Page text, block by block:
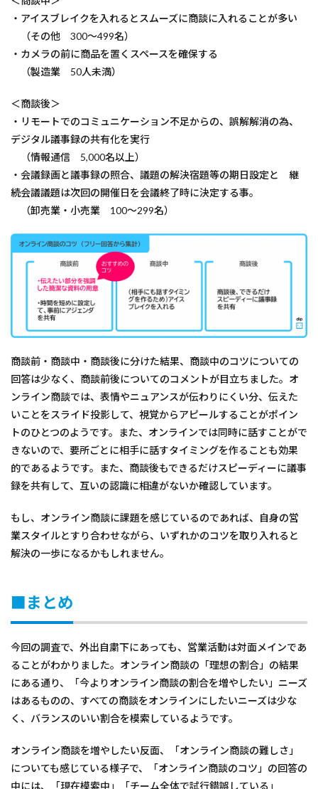
・アイスブレイクを入れるとスムーズに商談に入れることが多い
（その他 300～499名）
・カメラの前に商品を置くスペースを確保する
（製造業 50人未満）
＜商談後＞
・リモートでのコミュニケーション不足からの、誤解解消の為、
デジタル議事録の共有化を実行
（情報通信 5,000名以上）
・会議録画と議事録の照合、議題の解決宿題等の期日設定と 継
続会議議題は次回の開催日を会議終了時に決定する事。
（卸売業・小売業 100～299名）
商談前・商談中・商談後に分けた結果、商談中のコツについての
回答は少なく、商談前後についてのコメントが目立ちました。オ
ンライン商談では、表情やニュアンスが伝わりにくい分、伝えた
いことをスライド投影して、視覚からアピールすることがポイン
トのひとつのようです。また、オンラインでは同時に話すことがで
きないので、要所ごとに相手に話すタイミングを作ることも効果
的であるようです。また、商談後もできるだけスピーディーに議事
録を共有して、互いの認識に相違がないか確認しています。
もし、オンライン商談に課題を感じているのであれば、自身の営
業スタイルとすり合わせながら、いずれかのコツを取り入れると
解決の一歩になるかもしれません。
■まとめ
今回の調査で、外出自粛下にあっても、営業活動は対面メインであ
ることがわかりました。オンライン商談の「理想の割合」の結果
にある通り、「今よりオンライン商談の割合を増やしたい」ニーズ
はあるものの、すべての商談をオンラインにしたいニーズは少な
く、バランスのいい割合を模索しているようです。
オンライン商談を増やしたい反面、「オンライン商談の難しさ」
についても感じている様子で、「オンライン商談のコツ」の回答の
中には、「現在模索中」「チーム全体で試行錯誤している」